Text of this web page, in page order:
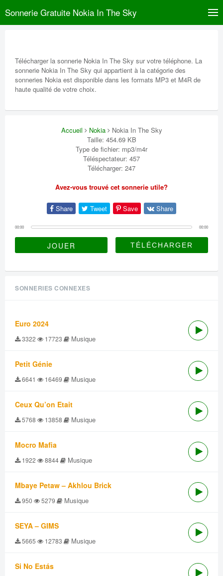
Sonnerie Gratuite Nokia In The Sky
Télécharger la sonnerie Nokia In The Sky sur votre téléphone. La
sonnerie Nokia In The Sky qui appartient à la catégorie des
sonneries Nokia est disponible dans les formats MP3 et M4R de
haute qualité de votre choix.
Accueil Nokia
Nokia In The Sky
Taille: 454.69 KB
Type de fichier: mp3/m4r
Téléspectateur: 457
Télécharger: 247
Avez-vous trouvé cet sonnerie utile?
Share Tweet Save Share
00:00 00:00
JOUER
SONNERIES CONNEXES
Euro 2024
3322 17723 Musique
Petit Génie
6641 16469 Musique
Ceux Qu’on Etait
5768 13858 Musique
Mocro Mafia
1922 8844 Musique
Mbaye Petaw – Akhlou Brick
950 5279 Musique
SEYA – GIMS
5665 12783 Musique
Si No Estás